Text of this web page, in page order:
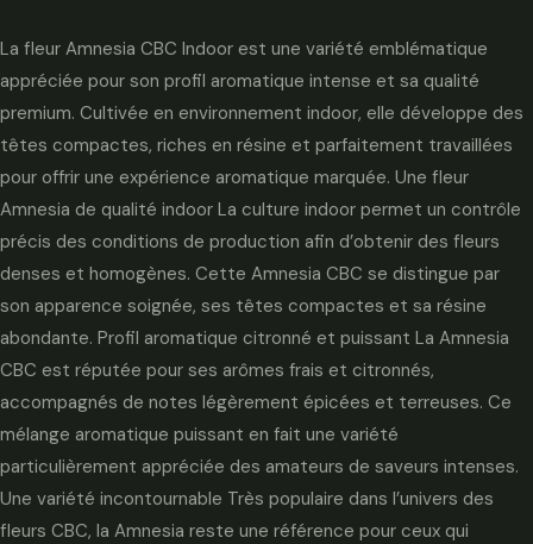
La fleur Amnesia CBC Indoor est une variété emblématique
appréciée pour son profil aromatique intense et sa qualité
premium. Cultivée en environnement indoor, elle développe des
têtes compactes, riches en résine et parfaitement travaillées
pour offrir une expérience aromatique marquée. Une fleur
Amnesia de qualité indoor La culture indoor permet un contrôle
précis des conditions de production afin d’obtenir des fleurs
denses et homogènes. Cette Amnesia CBC se distingue par
son apparence soignée, ses têtes compactes et sa résine
abondante. Profil aromatique citronné et puissant La Amnesia
CBC est réputée pour ses arômes frais et citronnés,
accompagnés de notes légèrement épicées et terreuses. Ce
mélange aromatique puissant en fait une variété
particulièrement appréciée des amateurs de saveurs intenses.
Une variété incontournable Très populaire dans l’univers des
fleurs CBC, la Amnesia reste une référence pour ceux qui